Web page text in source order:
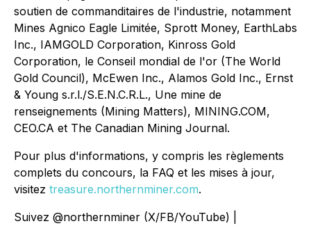
soutien de commanditaires de l'industrie, notamment
Mines Agnico Eagle Limitée, Sprott Money, EarthLabs
Inc., IAMGOLD Corporation, Kinross Gold
Corporation, le Conseil mondial de l'or (The World
Gold Council), McEwen Inc., Alamos Gold Inc., Ernst
& Young s.r.l./S.E.N.C.R.L., Une mine de
renseignements (Mining Matters), MINING.COM,
CEO.CA et The Canadian Mining Journal.
Pour plus d'informations, y compris les règlements
complets du concours, la FAQ et les mises à jour,
visitez treasure.northernminer.com.
Suivez @northernminer (X/FB/YouTube) |